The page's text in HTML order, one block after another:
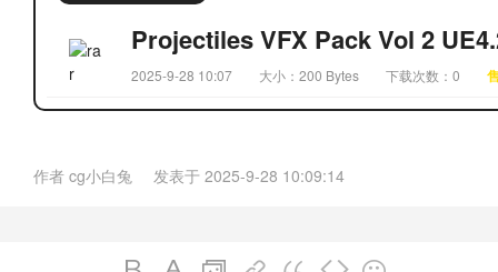
Projectiles VFX Pack Vol 2
2025-9-28 10:07 大小：200 Bytes 下载次数：0
作者 cg小白兔 发表于 2025-9-28 10:09:14